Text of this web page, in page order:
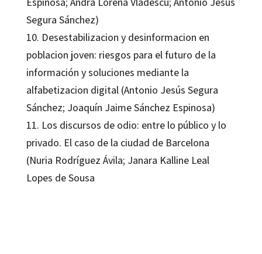
Segura Sánchez)
10. Desestabilizacion y desinformacion en
poblacion joven: riesgos para el futuro de la
información y soluciones mediante la
alfabetizacion digital (Antonio Jesús Segura
Sánchez; Joaquín Jaime Sánchez Espinosa)
11. Los discursos de odio: entre lo público y lo
privado. El caso de la ciudad de Barcelona
(Nuria Rodríguez Ávila; Janara Kalline Leal
Lopes de Sousa